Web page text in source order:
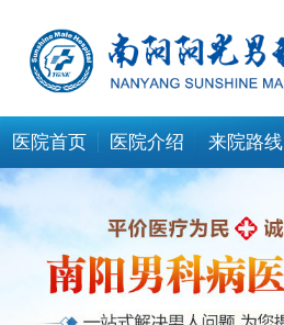
医院首页 医院介绍 来院路线